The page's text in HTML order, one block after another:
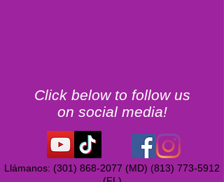
Click below to follow us
on social media!
Llámanos: (301) 868-2077 (MD) (813) 773-5912